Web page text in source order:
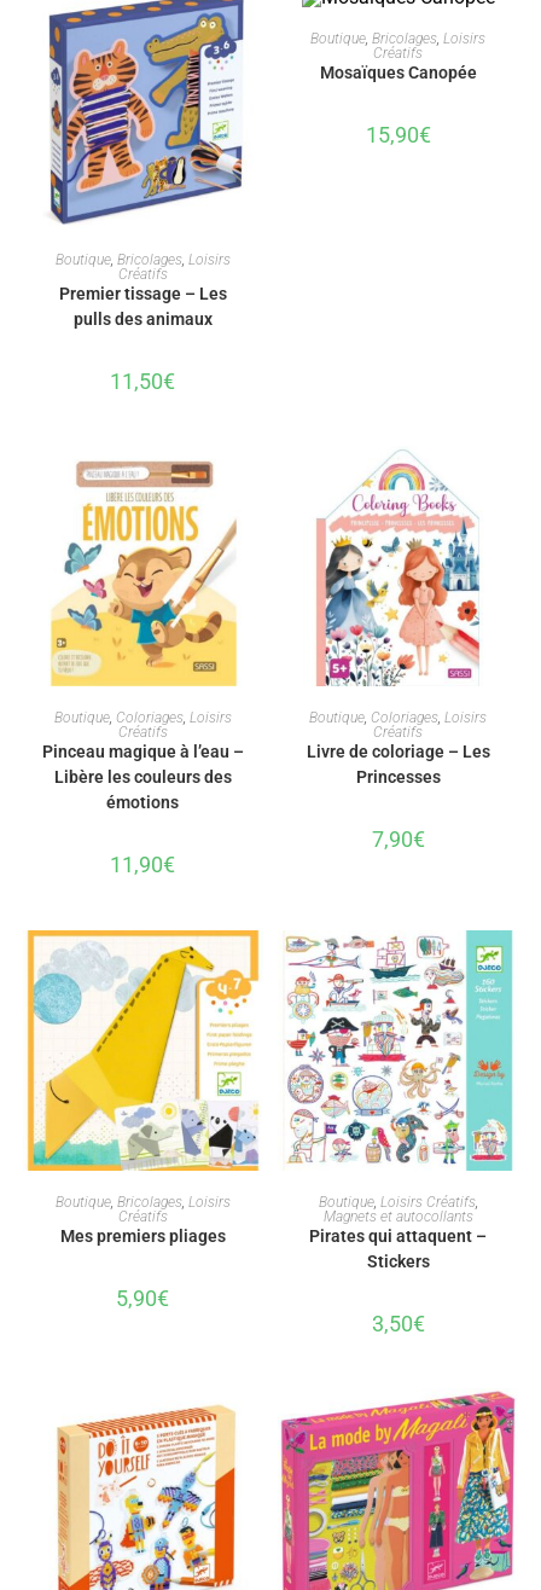
AJOUTER AU PANIER
Boutique, Bricolages, Loisirs
Créatifs
Premier tissage – Les
pulls des animaux
11,50€
AJOUTER AU PANIER
Boutique,Bricolages,Loisirs
Créatifs
Mosaïques Canopée
15,90€
AJOUTER AU PANIER
Boutique, Coloriages, Loisirs
Créatifs
Pinceau magique à l’eau –
Libère les couleurs des
émotions
11,90€
AJOUTER AU PANIER
Boutique, Coloriages,Loisirs
Créatifs
Livre de coloriage – Les
Princesses
7,90€
AJOUTER AU PANIER
Boutique, Bricolages, Loisirs
Créatifs
Mes premiers pliages
5,90€
AJOUTER AU PANIER
Boutique, Loisirs Créatifs,
Magnets et autocollants
Pirates qui attaquent –
Stickers
3,50€